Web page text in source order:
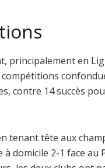
principalement en
contre 14 succès
tenant tête aux
2-1 face au